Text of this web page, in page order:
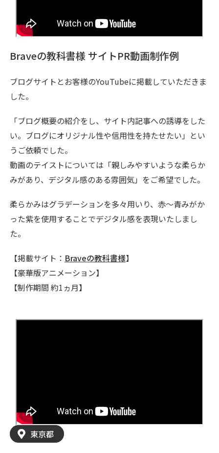
Braveの教科書様 サイトPR動画制作例
ブログサイトとお客様のYouTubeに掲載していただきま
した。
「ブログ概要の紹介をし、サイト内記事への誘導をした
い。ブログにオリジナル性や信用性を持たせたい」とい
うご依頼でした。
動画のテイストについては「親しみやすいような柔らか
みがあり、デジタル感のある雰囲気」をご希望でした。
柔らかみはグラデーションを多々用いり、赤～青みがか
った紫を使用することでデジタル感を表現いたしまし
た。
【掲載サイト： Braveの教科書様】
【豪華版アニメーション】
【制作期間 約1ヵ月】
東京都